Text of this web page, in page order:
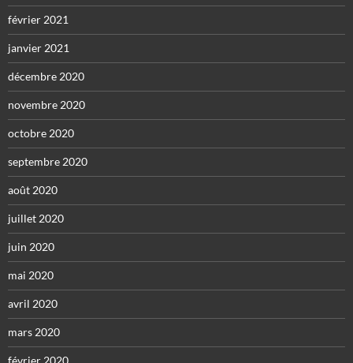
février 2021
janvier 2021
décembre 2020
novembre 2020
octobre 2020
septembre 2020
août 2020
juillet 2020
juin 2020
mai 2020
avril 2020
mars 2020